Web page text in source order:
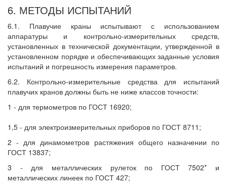
6. МЕТОДЫ ИСПЫТАНИЙ
6.1. Плавучие краны испытывают с использованием
аппаратуры и контрольно-измерительных средств,
установленных в технической документации, утвержденной в
установленном порядке и обеспечивающих заданные условия
испытаний и погрешность измерения параметров.
6.2. Контрольно-измерительные средства для испытаний
плавучих кранов должны быть не ниже классов точности:
1 - для термометров по ГОСТ 16920;
1,5 - для электроизмерительных приборов по ГОСТ 8711;
2 - для динамометров растяжения общего назначении по
ГОСТ 13837;
3 - для металлических рулеток по ГОСТ 7502* и
металлических линеек по ГОСТ 427;